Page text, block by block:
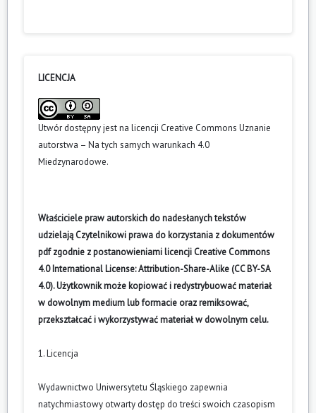
LICENCJA
Utwór dostępny jest na licencji Creative Commons Uznanie
autorstwa – Na tych samych warunkach 4.0
Miedzynarodowe.
Właściciele praw autorskich do nadesłanych tekstów
udzielają Czytelnikowi prawa do korzystania z dokumentów
pdf zgodnie z postanowieniami licencji Creative Commons
4.0 International License: Attribution-Share-Alike (CC BY-SA
4.0). Użytkownik może kopiować i redystrybuować materiał
w dowolnym medium lub formacie oraz remiksować,
przekształcać i wykorzystywać materiał w dowolnym celu.
1. Licencja
Wydawnictwo Uniwersytetu Śląskiego zapewnia
natychmiastowy otwarty dostęp do treści swoich czasopism